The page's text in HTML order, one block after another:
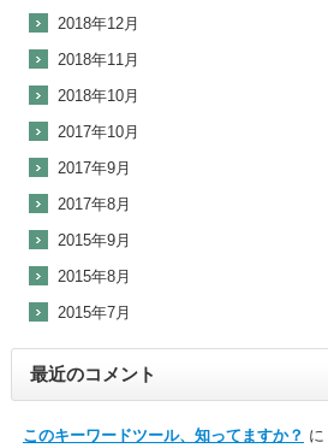
2018年12月
2018年11月
2018年10月
2017年10月
2017年9月
2017年8月
2015年9月
2015年8月
2015年7月
最近のコメント
このキーワードツール、知ってますか？ に